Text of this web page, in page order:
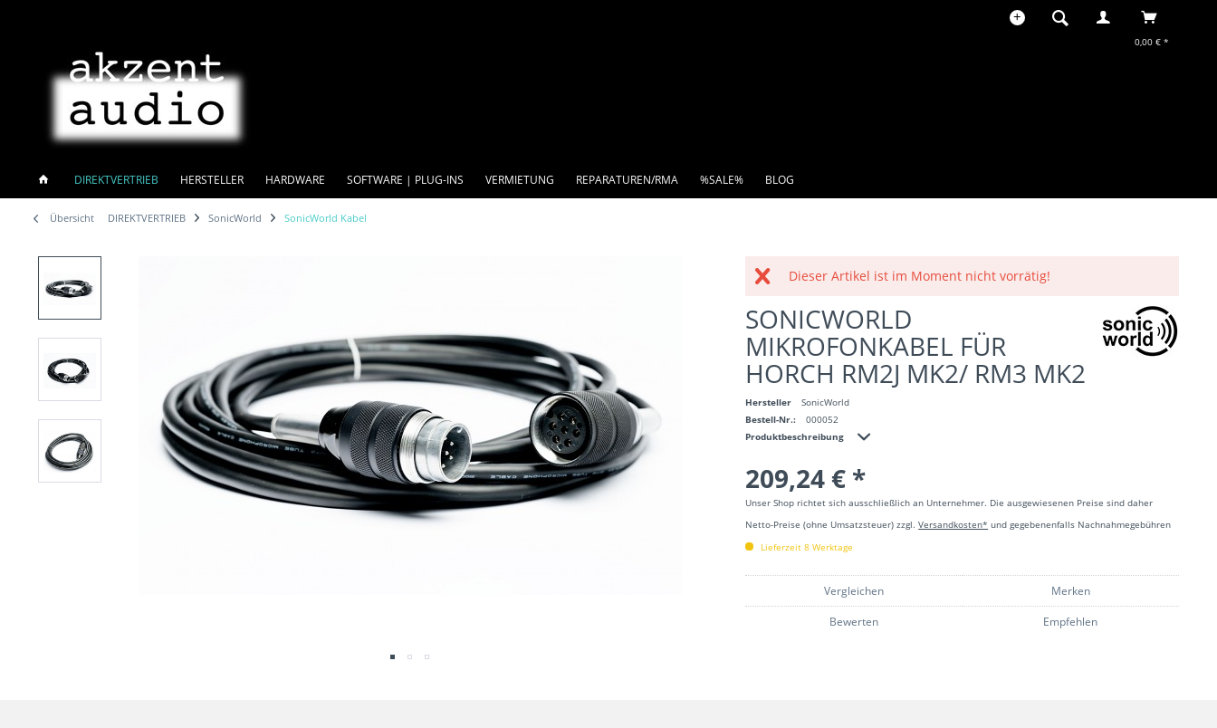
0,00 € *
DIREKTVERTRIEB HERSTELLER HARDWARE SOFTWARE | PLUG-INS VERMIETUNG REPARATUREN/RMA %SALE% BLOG
Übersicht DIREKTVERTRIEB SonicWorld SonicWorld Kabel
Dieser Artikel ist im Moment nicht vorrätig!
SONICWORLD
MIKROFONKABEL FÜR
HORCH RM2J MK2/ RM3 MK2
Hersteller
SonicWorld
Bestell-Nr.:
000052
Produktbeschreibung
209,24 € *
Unser Shop richtet sich ausschließlich an Unternehmer. Die ausgewiesenen Preise sind daher
Netto-Preise (ohne Umsatzsteuer) zzgl.Versandkosten* und gegebenenfalls Nachnahmegebühren
Lieferzeit 8 Werktage
Vergleichen
Merken
Bewerten
Empfehlen